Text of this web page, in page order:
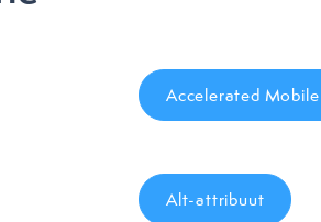
Accelerated Mobile
Alt-attribuut